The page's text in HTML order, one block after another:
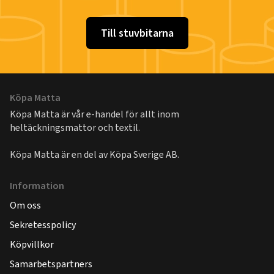
Till stuvbitarna
Köpa Matta
Köpa Matta är vår e-handel för allt inom
heltäckningsmattor och textil.
Köpa Matta är en del avKöpa Sverige AB.
Information
Om oss
Sekretesspolicy
Köpvillkor
Samarbetspartners